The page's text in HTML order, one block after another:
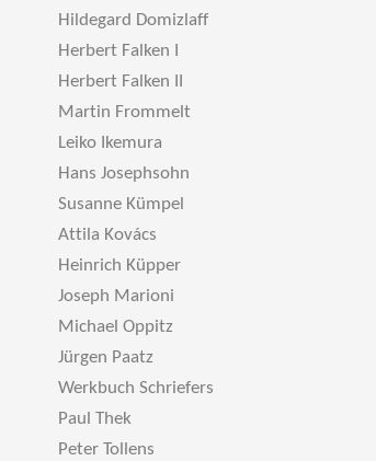
Hildegard Domizlaff
Herbert Falken I
Herbert Falken II
Martin Frommelt
Leiko Ikemura
Hans Josephsohn
Susanne Kümpel
Attila Kovács
Heinrich Küpper
Joseph Marioni
Michael Oppitz
Jürgen Paatz
Werkbuch Schriefers
Paul Thek
Peter Tollens